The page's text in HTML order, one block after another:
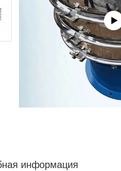
информация